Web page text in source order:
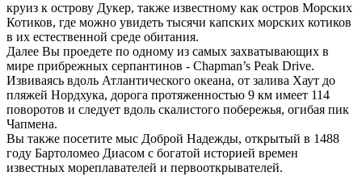
круиз к острову Дукер, также известному как остров Морских
Котиков, где можно увидеть тысячи капских морских котиков
в их естественной среде обитания.
Далее Вы проедете по одному из самых захватывающих в
мире прибрежных серпантинов - Chapman’s Peak Drive.
Извиваясь вдоль Атлантического океана, от залива Хаут до
пляжей Нордхука, дорога протяженностью 9 км имеет 114
поворотов и следует вдоль скалистого побережья, огибая пик
Чапмена.
Вы также посетите мыс Доброй Надежды, открытый в 1488
году Бартоломео Диасом с богатой историей времен
известных мореплавателей и первооткрывателей.